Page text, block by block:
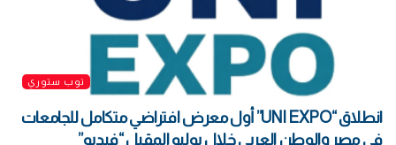
توب ستوري
انطلاق “UNI EXPO” أول معرض افتراضي متكامل للجامعات
في مصر والوطن العربي خلال يوليو المقبل “فيديو”